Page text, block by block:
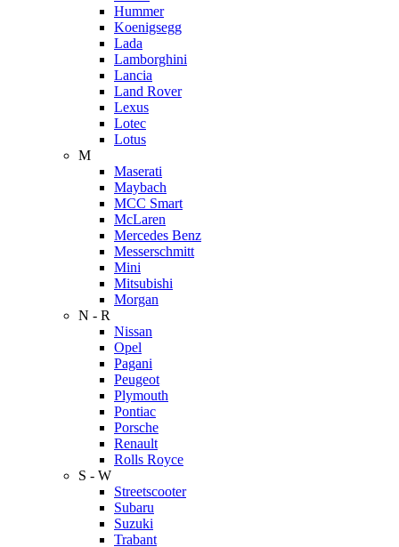
Hummer
Koenigsegg
Lada
Lamborghini
Lancia
Land Rover
Lexus
Lotec
Lotus
M
Maserati
Maybach
MCC Smart
McLaren
Mercedes Benz
Messerschmitt
Mini
Mitsubishi
Morgan
N - R
Nissan
Opel
Pagani
Peugeot
Plymouth
Pontiac
Porsche
Renault
Rolls Royce
S - W
Streetscooter
Subaru
Suzuki
Trabant